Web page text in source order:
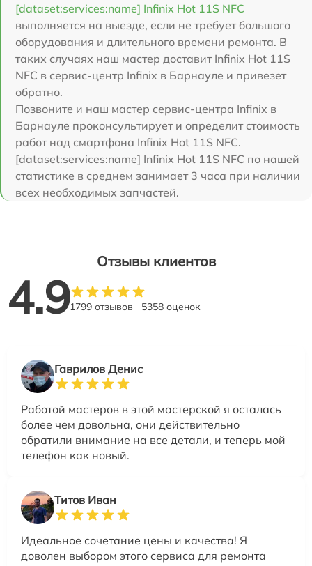
[dataset:services:name] Infinix Hot 11S NFC
выполняется на выезде, если не требует большого
оборудования и длительного времени ремонта. В
таких случаях наш мастер доставит Infinix Hot 11S
NFC в сервис-центр Infinix в Барнауле и привезет
обратно.
Позвоните и наш мастер сервис-центра Infinix в
Барнауле проконсультирует и определит стоимость
работ над смартфона Infinix Hot 11S NFC.
[dataset:services:name] Infinix Hot 11S NFC по нашей
статистике в среднем занимает 3 часа при наличии
всех необходимых запчастей.
Отзывы клиентов
4.91799 отзывов 5358 оценок
Гаврилов Денис
Работой мастеров в этой мастерской я осталась
более чем довольна, они действительно
обратили внимание на все детали, и теперь мой
телефон как новый.
Титов Иван
Идеальное сочетание цены и качества! Я
доволен выбором этого сервиса для ремонта